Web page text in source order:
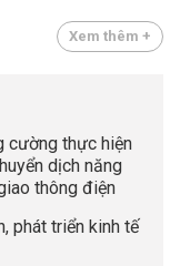
Xem thêm +
cường thực hiện
dịch năng
thông điện
phát triển kinh tế